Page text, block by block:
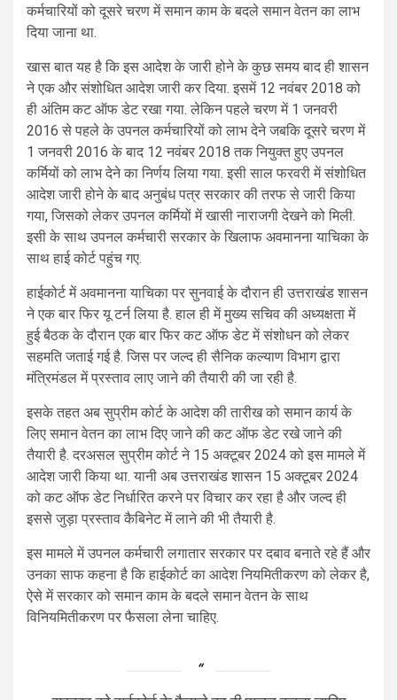
कर्मचारियों को दूसरे चरण में समान काम के बदले समान वेतन का लाभ
दिया जाना था.
खास बात यह है कि इस आदेश के जारी होने के कुछ समय बाद ही शासन
ने एक और संशोधित आदेश जारी कर दिया. इसमें 12 नवंबर 2018 को
ही अंतिम कट ऑफ डेट रखा गया. लेकिन पहले चरण में 1 जनवरी
2016 से पहले के उपनल कर्मचारियों को लाभ देने जबकि दूसरे चरण में
1 जनवरी 2016 के बाद 12 नवंबर 2018 तक नियुक्त हुए उपनल
कर्मियों को लाभ देने का निर्णय लिया गया. इसी साल फरवरी में संशोधित
आदेश जारी होने के बाद अनुबंध पत्र सरकार की तरफ से जारी किया
गया, जिसको लेकर उपनल कर्मियों में खासी नाराजगी देखने को मिली.
इसी के साथ उपनल कर्मचारी सरकार के खिलाफ अवमानना याचिका के
साथ हाई कोर्ट पहुंच गए.
हाईकोर्ट में अवमानना याचिका पर सुनवाई के दौरान ही उत्तराखंड शासन
ने एक बार फिर यू टर्न लिया है. हाल ही में मुख्य सचिव की अध्यक्षता में
हुई बैठक के दौरान एक बार फिर कट ऑफ डेट में संशोधन को लेकर
सहमति जताई गई है. जिस पर जल्द ही सैनिक कल्याण विभाग द्वारा
मंत्रिमंडल में प्रस्ताव लाए जाने की तैयारी की जा रही है.
इसके तहत अब सुप्रीम कोर्ट के आदेश की तारीख को समान कार्य के
लिए समान वेतन का लाभ दिए जाने की कट ऑफ डेट रखे जाने की
तैयारी है. दरअसल सुप्रीम कोर्ट ने 15 अक्टूबर 2024 को इस मामले में
आदेश जारी किया था. यानी अब उत्तराखंड शासन 15 अक्टूबर 2024
को कट ऑफ डेट निर्धारित करने पर विचार कर रहा है और जल्द ही
इससे जुड़ा प्रस्ताव कैबिनेट में लाने की भी तैयारी है.
इस मामले में उपनल कर्मचारी लगातार सरकार पर दबाव बनाते रहे हैं और
उनका साफ कहना है कि हाईकोर्ट का आदेश नियमितीकरण को लेकर है,
ऐसे में सरकार को समान काम के बदले समान वेतन के साथ
विनियमितीकरण पर फैसला लेना चाहिए.